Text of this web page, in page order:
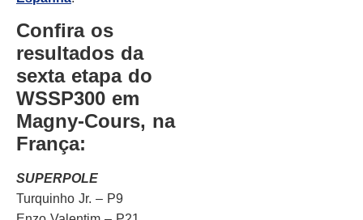
Confira os
resultados da
sexta etapa do
WSSP300 em
Magny-Cours, na
França:
SUPERPOLE
Turquinho Jr. – P9